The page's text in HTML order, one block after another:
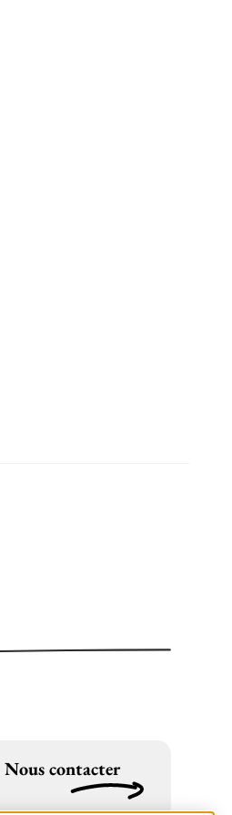
Nous contacter